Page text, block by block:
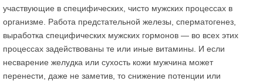
участвующие в специфических, чисто мужских процессах в
организме. Работа предстательной железы, сперматогенез,
выработка специфических мужских гормонов — во всех этих
процессах задействованы те или иные витамины. И если
несварение желудка или сухость кожи мужчина может
перенести, даже не заметив, то снижение потенции или